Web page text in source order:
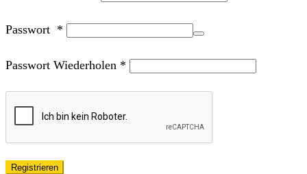
Passwort *
Passwort Wiederholen *
Registrieren